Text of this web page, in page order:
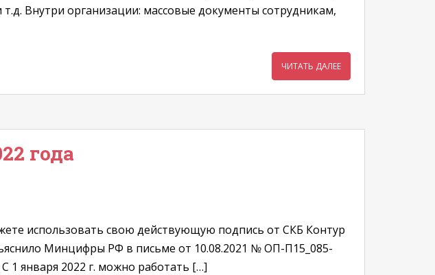
Внутри организации: массовые документы сотрудникам,
ЧИТАТЬ ДАЛЕЕ
года
использовать свою действующую подпись от СКБ Контур
Минцифры РФ в письме от 10.08.2021 № ОП-П15_085-
1 января 2022 г. можно работать […]